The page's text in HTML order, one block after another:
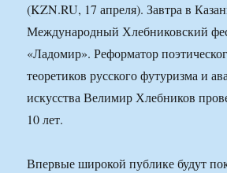
(KZN.RU, 17 апреля). Завтра в
Международный Хлебниковский
«Ладомир». Реформатор
теоретиков русского футуризма и
искусства Велимир Хлебников
10 лет.
Впервые широкой публике будут